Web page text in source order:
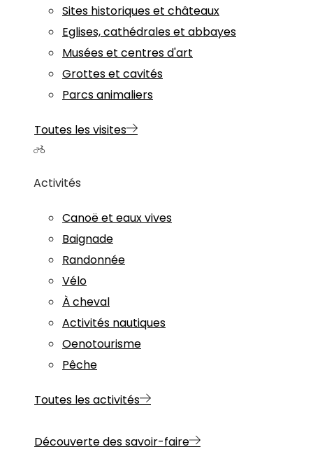
Sites historiques et châteaux
Eglises, cathédrales et abbayes
Musées et centres d'art
Grottes et cavités
Parcs animaliers
Toutes les visites
Activités
Canoë et eaux vives
Baignade
Randonnée
Vélo
À cheval
Activités nautiques
Oenotourisme
Pêche
Toutes les activités
Découverte des savoir-faire